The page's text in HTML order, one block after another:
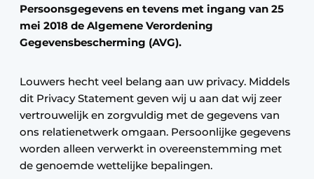
Persoonsgegevens en tevens met ingang van 25
mei 2018 de Algemene Verordening
Gegevensbescherming (AVG).
Louwers hecht veel belang aan uw privacy. Middels
dit Privacy Statement geven wij u aan dat wij zeer
vertrouwelijk en zorgvuldig met de gegevens van
ons relatienetwerk omgaan. Persoonlijke gegevens
worden alleen verwerkt in overeenstemming met
de genoemde wettelijke bepalingen.